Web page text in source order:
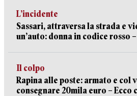
L’incidente
Sassari, attraversa la strada e
un’auto: donna in codice rosso
Il colpo
Rapina alle poste: armato e col
consegnare 20mila euro – Ecco